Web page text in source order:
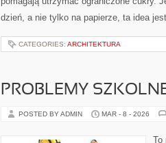
dzień, a nie tylko na papierze, ta idea
CATEGORIES: ARCHITEKTURA
PROBLEMY
POSTED BY ADMIN MAR - 8 - 2026
To